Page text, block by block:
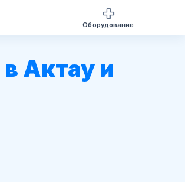
в Актау и
Оборудование